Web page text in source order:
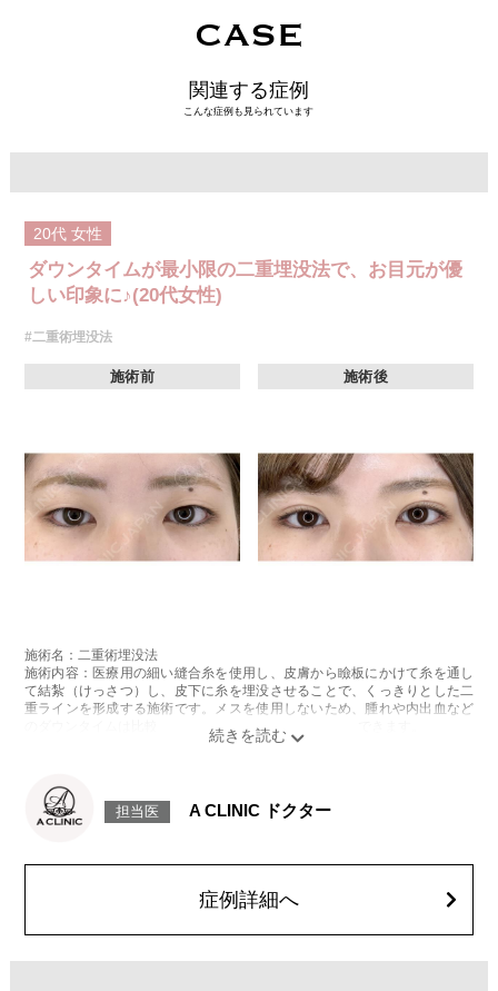
CASE
関連する症例
こんな症例も見られています
20代 女性
ダウンタイムが最小限の二重埋没法で、お目元が優
しい印象に♪(20代女性)
#二重術埋没法
施術前 施術後
施術名：二重術埋没法
施術内容：医療用の細い縫合糸を使用し、皮膚から瞼板にかけて糸を通し
て結紮（けっさつ）し、皮下に糸を埋没させることで、くっきりとした二
重ラインを形成する施術です。メスを使用しないため、腫れや内出血など
のダウンタイムは比較的少なく、自然な仕上がりが期待できます。
で落ち着いていきますが、個人差があります。また、稀に細菌感染症、左
右差、重瞼ラインの消失・乱れ、縫合糸の露出、結膜腫脹などが生じるこ
アドバンス 2箇所217,800円(税込)～6箇所349,800円(税込)
アペックス シングル437,800円(税込)～ダブル657,800円(税込)
シークレットアイズシングル712,800円(税込)〜ダブル877,800円(税込)
担当医 A CLINIC ドクター
症例詳細へ